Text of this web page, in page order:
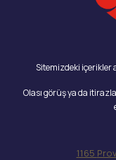
Sitemizdeki içerikler
Olası görüş ya da
1165